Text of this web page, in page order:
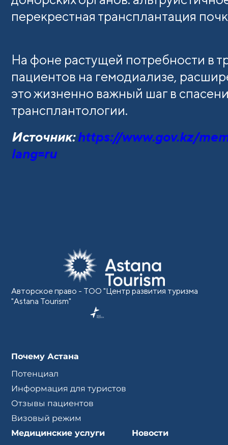
перекрестная трансплантация
На фоне растущей потребности в
пациентов на гемодиализе,
это жизненно важный шаг в
трансплантологии.
Источник:https://www.gov.kz/
lang=ru
Авторское право - ТОО "Центр развития туризма
"Astana Tourism"
Почему Астана
Потенциал
Информация для туристов
Отзывы пациентов
Визовый режим
Медицинские услуги
Новости